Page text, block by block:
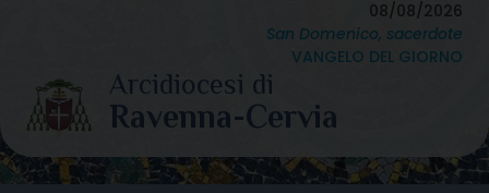
content
08/08/2026
San Domenico, sacerdote
VANGELO DEL GIORNO